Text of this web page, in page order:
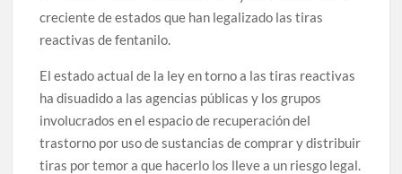
creciente de estados que han legalizado las tiras
reactivas de fentanilo.
El estado actual de la ley en torno a las tiras reactivas
ha disuadido a las agencias públicas y los grupos
involucrados en el espacio de recuperación del
trastorno por uso de sustancias de comprar y distribuir
tiras por temor a que hacerlo los lleve a un riesgo legal.